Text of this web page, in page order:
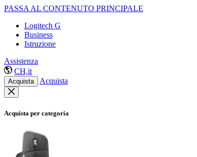
PASSA AL CONTENUTO PRINCIPALE
Logitech G
Business
Istruzione
Assistenza
CH,it
Acquista Acquista
Acquista per categoria